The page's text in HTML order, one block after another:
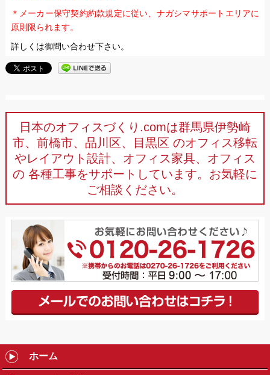
＊メーカー保守契約約款規定に従い、ナガシマサポートエリアに
原則限られます。
詳しくは御問い合わせ下さい。
日本のオフィスづくり.comは群馬県伊勢崎
市、前橋市、品川区、目黒区 のオフィス移転
やレイアウト設計、オフィス家具、オフィス
の 各種工事をサポートしています。お気軽に
ご相談ください。
ホーム